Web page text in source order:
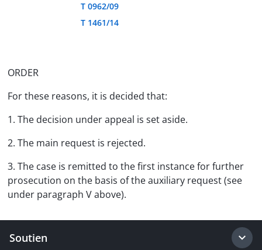
T 0962/09
T 1461/14
ORDER
For these reasons, it is decided that:
1. The decision under appeal is set aside.
2. The main request is rejected.
3. The case is remitted to the first instance for further
prosecution on the basis of the auxiliary request (see
under paragraph V above).
Soutien